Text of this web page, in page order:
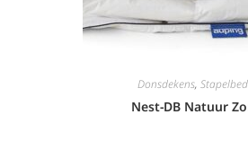
Donsdekens,
Nest-DB Natuur